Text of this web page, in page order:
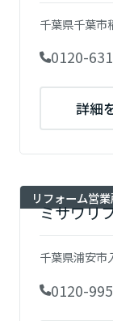
千葉県千葉市
0120-
詳細
リフォーム営
ミサワリ
千葉県浦安市
0120-
広島県
山口県
徳島県
香川県